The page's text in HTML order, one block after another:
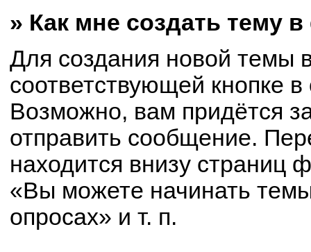
» Как мне создать тему
Для создания новой темы
соответствующей кнопке
Возможно, вам придётся
отправить сообщение.
находится внизу
«Вы можете начинать
опросах» и т. п.